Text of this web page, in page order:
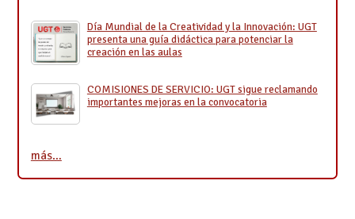
Día Mundial de la Creatividad y la Innovación: UGT
presenta una guía didáctica para potenciar la
creación en las aulas
COMISIONES DE SERVICIO: UGT sigue reclamando
importantes mejoras en la convocatoria
más…